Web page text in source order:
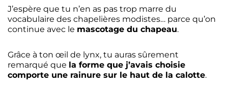
J’espère que tu n’en as pas trop marre du
vocabulaire des chapelières modistes… parce qu’on
continue avec le mascotage du chapeau.
Grâce à ton œil de lynx, tu auras sûrement
remarqué que la forme que j’avais choisie
comporte une rainure sur le haut de la calotte.